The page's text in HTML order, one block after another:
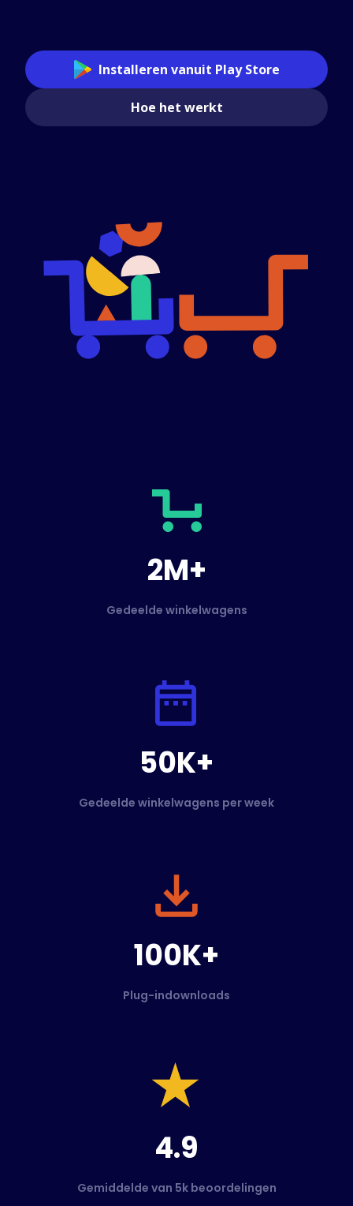
Installeren vanuit Play Store
Hoe het werkt
2M+
Gedeelde winkelwagens
50K+
Gedeelde winkelwagens per week
100K+
Plug-indownloads
4.9
Gemiddelde van 5k beoordelingen